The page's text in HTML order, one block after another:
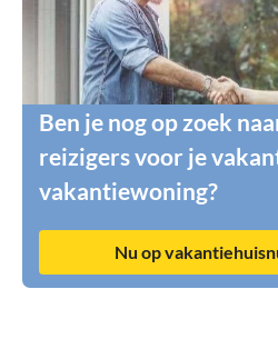
Ben je nog op zoek
reizigers voor je
vakantiewoning?
Nu op